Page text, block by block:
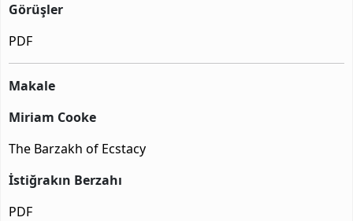
Görüşler
PDF
Makale
Miriam Cooke
The Barzakh of Ecstacy
İstiğrakın Berzahı
PDF